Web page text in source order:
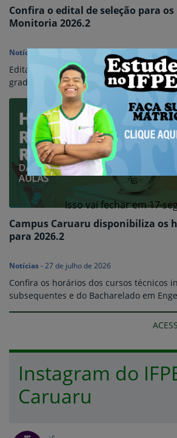
Confira o edital de seleção para os
Monitoria 2026.2
Notícias 28 de julho de 2026
Edital é destinado aos professores dos
graduação do Campus Caruaru.
Campus Caruaru disponibiliza os
para 2026.2
Notícias-27 de julho de 2026
Confira os horários dos cursos técnicos
subsequentes e do Bacharelado em
Instagram do
Caruaru
Isso vai fechar em16